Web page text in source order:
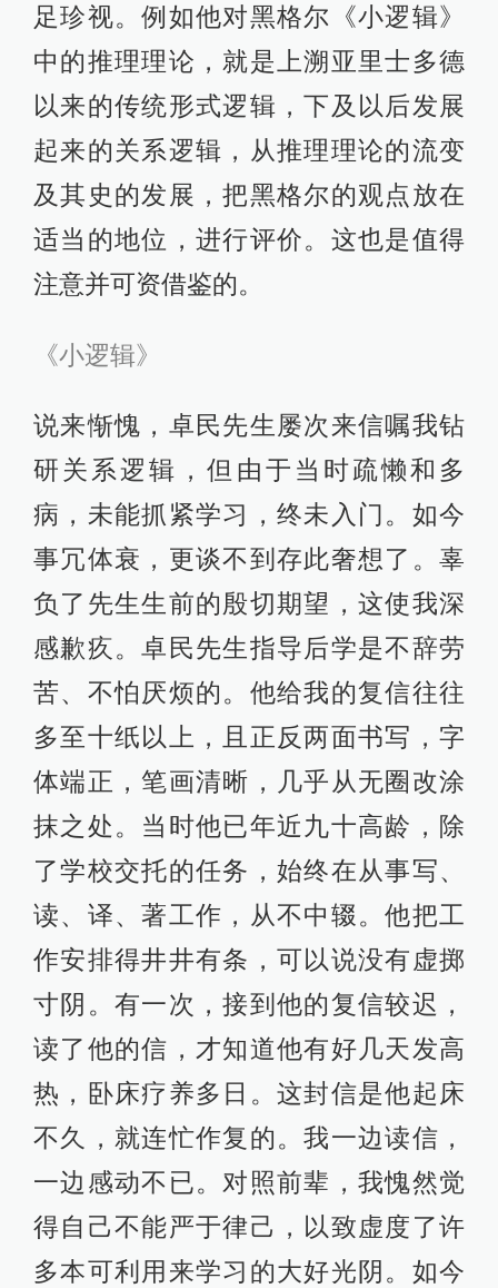
足珍视。例如他对黑格尔《小逻辑》
中的推理理论，就是上溯亚里士多德
以来的传统形式逻辑，下及以后发展
起来的关系逻辑，从推理理论的流变
及其史的发展，把黑格尔的观点放在
适当的地位，进行评价。这也是值得
注意并可资借鉴的。
《小逻辑》
说来惭愧，卓民先生屡次来信嘱我钻
研关系逻辑，但由于当时疏懒和多
病，未能抓紧学习，终未入门。如今
事冗体衰，更谈不到存此奢想了。辜
负了先生生前的殷切期望，这使我深
感歉疚。卓民先生指导后学是不辞劳
苦、不怕厌烦的。他给我的复信往往
多至十纸以上，且正反两面书写，字
体端正，笔画清晰，几乎从无圈改涂
抹之处。当时他已年近九十高龄，除
了学校交托的任务，始终在从事写、
读、译、著工作，从不中辍。他把工
作安排得井井有条，可以说没有虚掷
寸阴。有一次，接到他的复信较迟，
读了他的信，才知道他有好几天发高
热，卧床疗养多日。这封信是他起床
不久，就连忙作复的。我一边读信，
一边感动不已。对照前辈，我愧然觉
得自己不能严于律己，以致虚度了许
多本可利用来学习的大好光阴。如今